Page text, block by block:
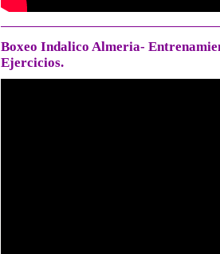
Boxeo Indalico Almeria-
Ejercicios.